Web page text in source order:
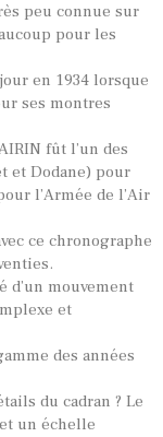
peu connue sur
pour les
en 1934 lorsque
ses montres
fût l’un des
et Dodane) pour
l’Armée de l’Air
ce chronographe
d’un mouvement
et
des années
du cadran ? Le
un échelle